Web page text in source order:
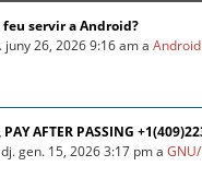
servir a Android?
juny 26, 2026 9:16 am aAndroid
PAY AFTER PASSING
gen. 15, 2026 3:17 pm a